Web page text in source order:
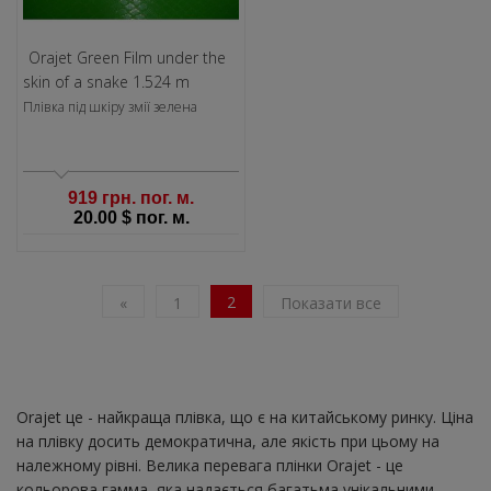
Orajet Green Film under the
skin of a snake 1.524 m
Плівка під шкіру змії зелена
919 грн. пог. м.
20.00 $ пог. м.
« 1 2 Показати все
Orajet це - найкраща плівка, що є на китайському ринку. Ціна
на плівку досить демократична, але якість при цьому на
належному рівні. Велика перевага плінки Orajet - це